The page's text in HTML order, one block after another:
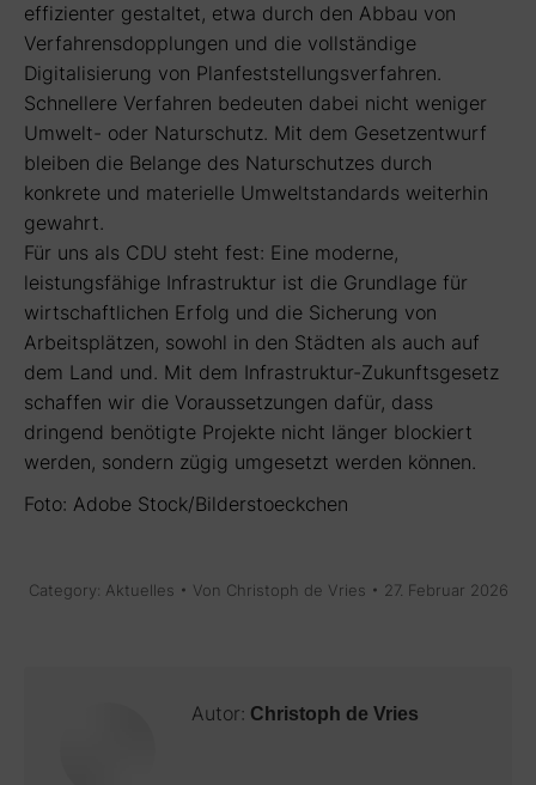
effizienter gestaltet, etwa durch den Abbau von
Verfahrensdopplungen und die vollständige
Digitalisierung von Planfeststellungsverfahren.
Schnellere Verfahren bedeuten dabei nicht weniger
Umwelt- oder Naturschutz. Mit dem Gesetzentwurf
bleiben die Belange des Naturschutzes durch
konkrete und materielle Umweltstandards weiterhin
gewahrt.
Für uns als CDU steht fest: Eine moderne,
leistungsfähige Infrastruktur ist die Grundlage für
wirtschaftlichen Erfolg und die Sicherung von
Arbeitsplätzen, sowohl in den Städten als auch auf
dem Land und. Mit dem Infrastruktur-Zukunftsgesetz
schaffen wir die Voraussetzungen dafür, dass
dringend benötigte Projekte nicht länger blockiert
werden, sondern zügig umgesetzt werden können.
Foto: Adobe Stock/Bilderstoeckchen
Category: Aktuelles Von Christoph de Vries 27. Februar 2026
Autor: Christoph de Vries